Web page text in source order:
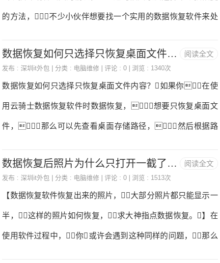
存卡上被误删、格式化和中病毒的数据数据恢复。该软件的
操作很简单，只需要三个步骤就可以完成数据恢复。01第
一步：下载软件后，选择使用免费试用版，其功能与专
业版无
的方法，不少小伙伴想要找一个实用的数据恢复软件来处
帮助用户进行数据的恢复，为了帮助用户来管理数
数据恢复。对于大家的数据内容，都是属于电脑的虚拟
数据，有着自己的储存方式，很多用户在丢失文件之
后就不知道怎么找回了，而小编带来的这些软件却可
以来深挖数
阅读全文
数据恢复如何只选择只恢复桌面文件内容
发布 : 深圳it外包 | 分类 : 电脑维修 | 评论 : 0 | 浏览 : 1340次
数据恢复如何只选择只恢复桌面文件内容？如果你在使
用云骑士数据恢复软件时数据恢复，想要只恢复桌面文
件，那么可以先查看桌面存储路径，然后根据路
下面以win10系统为例，为大家具体演示恢复教程：
阅读全文
数据恢复后照片为什么只打开一截了？怎么处理
发布 : 深圳it外包 | 分类 : 电脑维修 | 评论 : 0 | 浏览 : 1513次
【数据恢复软件恢复出来的照片，大部分照片都只能显示一
半，这样的照片如何恢复，求大神指点数据恢复。】在
使用软件过程中，你或许会遇到这种同样的问题，那么